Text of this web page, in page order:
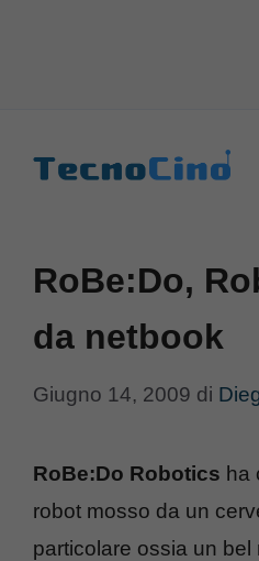
RoBe:Do,
da netbook
Giugno 14, 2009 di
RoBe:Do Robotics ha
robot mosso da un
particolare ossia un